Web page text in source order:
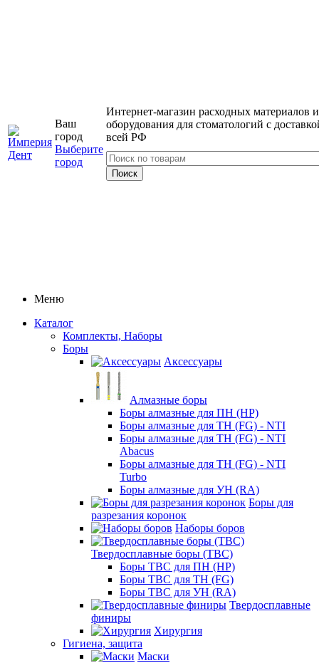
Ваш
город
Выберите
город
Интернет-магазин расходных материалов и
оборудования для стоматологий с
всей РФ
Меню
Каталог
Комплекты, Наборы
Боры
Аксессуары
Алмазные боры
Боры алмазные для ПН (HP)
Боры алмазные для ТН (FG) - NTI
Боры алмазные для ТН (FG) - NTI
Abacus
Боры алмазные для ТН (FG) - NTI
Turbo
Боры алмазные для УН (RA)
Боры для
разрезания коронок
Наборы боров
Твердосплавные боры (ТВС)
Боры ТВС для ПН (HP)
Боры ТВС для ТН (FG)
Боры ТВС для УН (RA)
Твердосплавные
финиры
Хирургия
Гигиена, защита
Маски